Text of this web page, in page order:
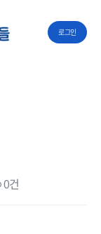
로그인
0건